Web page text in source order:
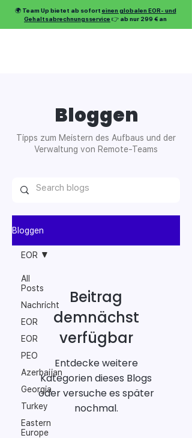
🌍 Team Up bietet ab sofort einen globalen EOR- und
Gehaltsabrechnungsservice 👉 ab nur 299 € an
Bloggen
Tipps zum Meistern des Aufbaus und der
Verwaltung von Remote-Teams
Bloggen
All
Posts
Nachricht
EOR
EOR
PEO
Azerbaijan
Georgia
Turkey
Eastern
Europe
EOR
Beitrag
demnächst
verfügbar
Entdecke weitere
Kategorien dieses Blogs
oder versuche es später
nochmal.